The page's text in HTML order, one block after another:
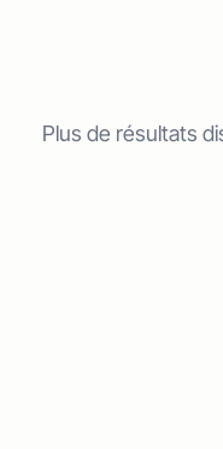
Plus de résultats